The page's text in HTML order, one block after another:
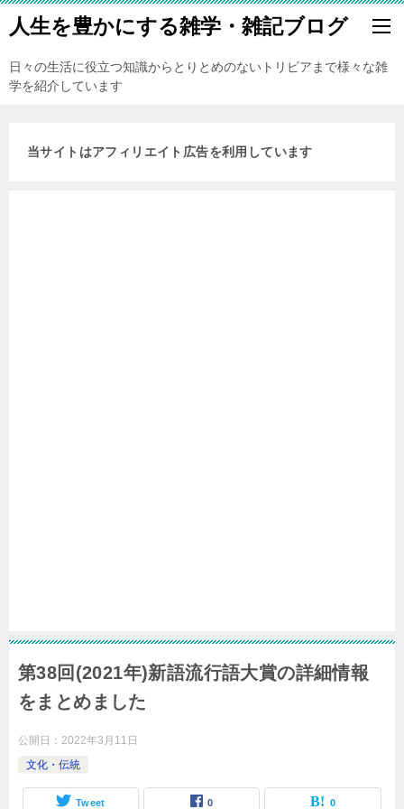
人生を豊かにする雑学・雑記ブログ
日々の生活に役立つ知識からとりとめのないトリビアまで様々な雑
学を紹介しています
当サイトはアフィリエイト広告を利用しています
第38回(2021年)新語流行語大賞の詳細情報
をまとめました
公開日： 2022年3月11日
文化・伝統
Tweet 0 0